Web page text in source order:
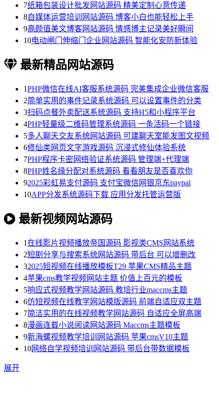
7纸箱包装设计批发网站源码 精美定制心意传递
8自媒体运营培训网站源码 博客小白也能轻松上手
9高颜值美文博客网站源码 情感博主记录美好瞬间
10电动闸门伸缩门企业网站源码 智能化安防新体验
最新精品网站源码
1PHP微信在线AI客服系统源码 完美集成企业微信客服
2简单实用的事件记录系统源码 可以设置事件的分类
3扫码点餐外卖配送系统源码 支持H5和小程序平台
4PHP轻量级二维码管理系统源码 一条活码一个链接
5多人聊天交友系统网站源码 可建聊天室能发图文视频
6修仙类网页文字游戏源码 沉浸式修仙体验系统
7PHP程序卡密网络验证系统源码 管理端+代理端
8PHP姓名缘分配对系统源码 看看朋友是否喜欢你
92025彩虹易支付源码 支付宝微信网银京东paypal
10APP分发系统源码下载 应用分发托管运营版
最新视频网站源码
1在线影片视频播放帝国源码 影视类CMS网站系统
2短剧分享与搜索系统网站源码 带后台 可以增删改
32025短视频在线播放模板T29 苹果CMS精品主题
4苹果cms教学视频网站主题 价值上百元的模板
5响应式视频教学网站源码 教培行业maccms主题
6仿短视频在线教学网站模版源码 前端自适应双主题
7简洁实用的在线视频教学网站源码 自适应全屏高端
8漫画连载小说阅读网站源码 Maccms主题模板
9新海螺视频教学培训网站源码 苹果cmsV10主题
10网络自学视频培训网站源码 带后台带数据模板
展开